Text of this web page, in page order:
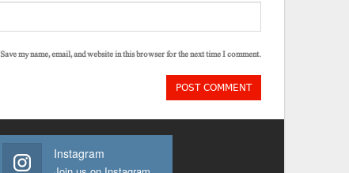
Save my name, email, and website in this browser for the next time I comment.
Instagram